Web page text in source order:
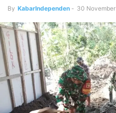
By KabarIndependen - 30